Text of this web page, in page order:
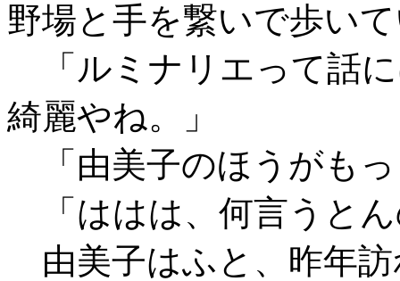
野場と手を繋いで歩い
「ルミナリエって話
綺麗やね。」
「由美子のほうがも
「ははは、何言うと
由美子はふと、昨年